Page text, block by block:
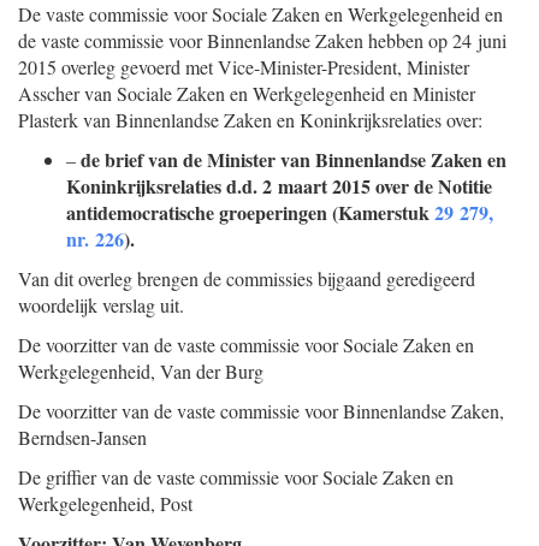
De vaste commissie voor Sociale Zaken en Werkgelegenheid en
de vaste commissie voor Binnenlandse Zaken hebben op 24 juni
2015 overleg gevoerd met Vice-Minister-President, Minister
Asscher van Sociale Zaken en Werkgelegenheid en Minister
Plasterk van Binnenlandse Zaken en Koninkrijksrelaties over:
–de brief van de Minister van Binnenlandse Zaken en
Koninkrijksrelaties d.d. 2 maart 2015 over de Notitie
antidemocratische groeperingen (Kamerstuk29 279,
nr. 226).
Van dit overleg brengen de commissies bijgaand geredigeerd
woordelijk verslag uit.
De voorzitter van de vaste commissie voor Sociale Zaken en
Werkgelegenheid, Van der Burg
De voorzitter van de vaste commissie voor Binnenlandse Zaken,
Berndsen-Jansen
De griffier van de vaste commissie voor Sociale Zaken en
Werkgelegenheid, Post